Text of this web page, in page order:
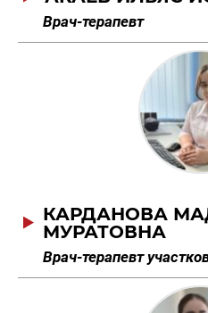
Врач-терапевт
КАРДАНОВА
МУРАТОВНА
Врач-терапевт